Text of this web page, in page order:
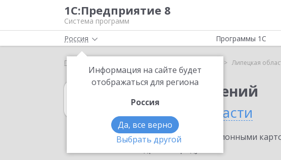
1С:Предприятие 8
Система программ
Россия
Информация на сайте будет
отображаться для региона
Россия
Да, все верно
Выбрать другой
Программы 1С
Главная Липецкая
1С:Учет обращений
в Липецкой области
Ознакомьтесь с информационными